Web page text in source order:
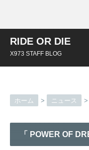
RIDE OR DIE
X973 STAFF BLOG
ホーム > ニュース >
「 POWER OF